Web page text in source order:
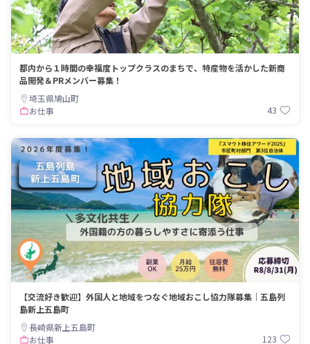
都内から１時間の幸福度トップクラスのまちで、特産物を活かした新商
品開発＆PRメンバー募集！
埼玉県鳩山町
お仕事
43
【交流好き歓迎】外国人と地域をつなぐ地域おこし協力隊募集｜五島列
島新上五島町
長崎県新上五島町
お仕事
123